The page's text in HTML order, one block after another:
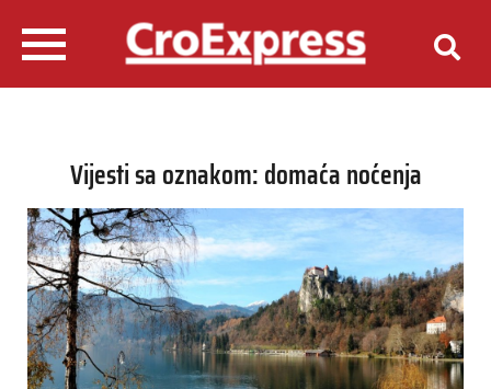
Vijesti sa oznakom: domaća noćenja